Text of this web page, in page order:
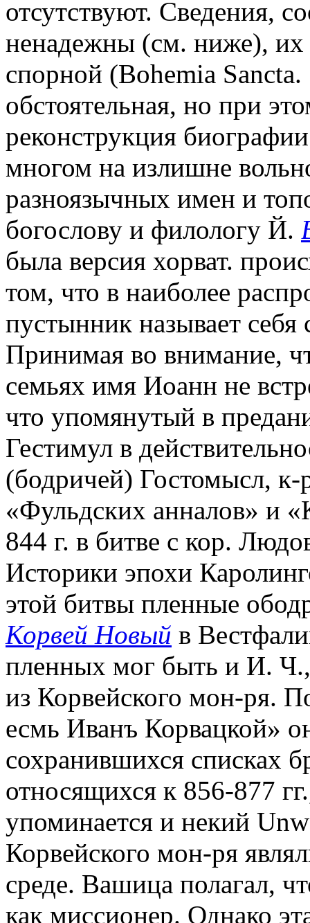
отсутствуют. Сведения,
ненадежны (см. ниже), их
спорной (Bohemia
обстоятельная, но при
реконструкция
многом на излишне
разноязычных имен и
богослову и филологу Й.
была версия хорват.
том, что в наиболее
пустынник называет
Принимая во внимание,
семьях имя Иоанн не
что упомянутый в
Гестимул в
(бодричей) Гостомысл,
«Фульдских анналов» и
844 г. в битве с кор.
Историки эпохи
этой битвы пленные
Корвей Новый в
пленных мог быть и И.
из Корвейского мон-ря.
есмь Иванъ Корвацкой»
сохранившихся списках
относящихся к 856-877
упоминается и некий
Корвейского мон-ря
среде. Вашица полагал,
как миссионер. Однако